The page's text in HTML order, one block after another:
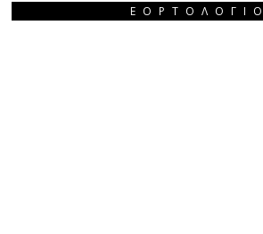
ΕΟΡΤΟΛΌΓΙΟ